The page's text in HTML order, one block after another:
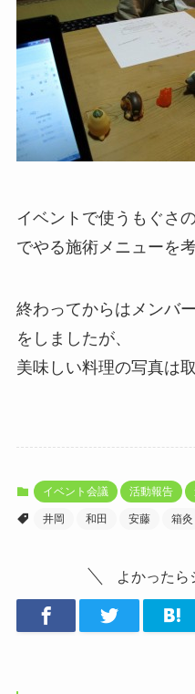
イベントで使うもぐさ
でやる施術メニューを考
終わってからはメンバ
をしましたが、
美味しい料理の写真は
イベント会議 活動報告
井岡 和田 安藤 箱灸
よかったら